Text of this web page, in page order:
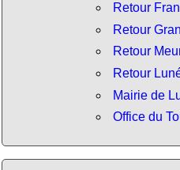
Retour
Retour
Retour
Retour
Mairie de
Office du